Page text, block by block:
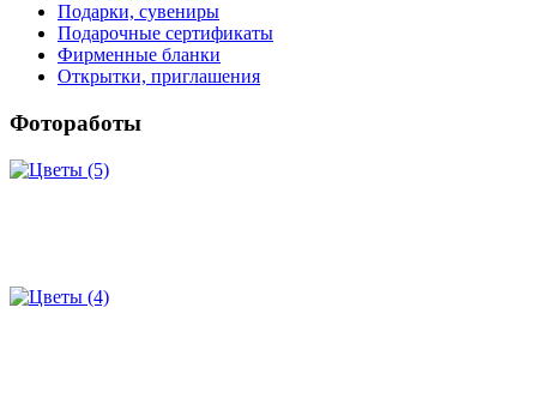
Подарки, сувениры
Подарочные сертификаты
Фирменные бланки
Открытки, приглашения
Фотоработы